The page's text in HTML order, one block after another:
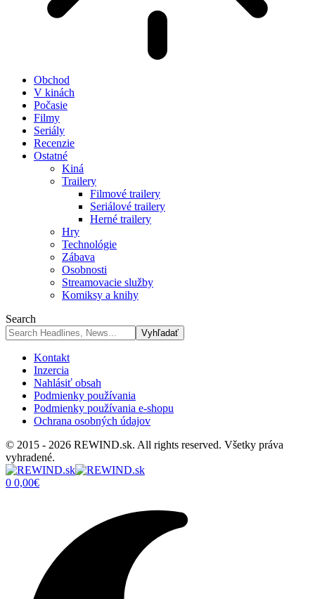
Obchod
V kinách
Počasie
Filmy
Seriály
Recenzie
Ostatné
Kiná
Trailery
Filmové trailery
Seriálové trailery
Herné trailery
Hry
Technológie
Zábava
Osobnosti
Streamovacie služby
Komiksy a knihy
Search
Kontakt
Inzercia
Nahlásiť obsah
Podmienky používania
Podmienky používania e-shopu
Ochrana osobných údajov
© 2015 - 2026 REWIND.sk. All rights reserved. Všetky práva
vyhradené.
0 0,00€